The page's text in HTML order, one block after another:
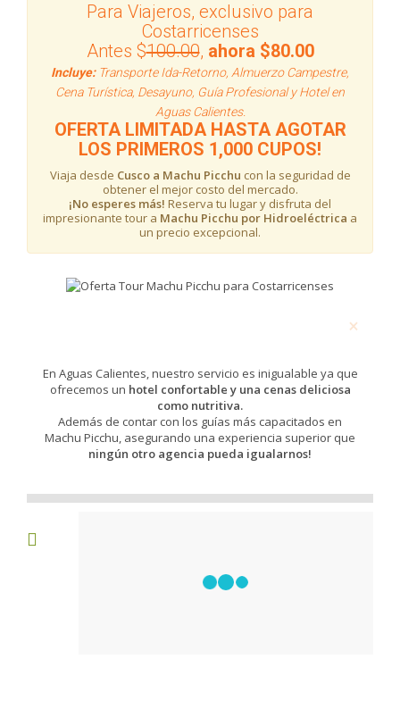
Para Viajeros, exclusivo para
Costarricenses
Antes $100.00, ahora $80.00
Incluye:Transporte Ida-Retorno, Almuerzo Campestre,
Cena Turística, Desayuno, Guía Profesional y Hotel en
Aguas Calientes.
OFERTA LIMITADA HASTA AGOTAR
LOS PRIMEROS 1,000 CUPOS!
Viaja desde Cusco a Machu Picchu con la seguridad de
obtener el mejor costo del mercado.
¡No esperes más! Reserva tu lugar y disfruta del
impresionante tour a Machu Picchu por Hidroeléctrica a
un precio excepcional.
×
En Aguas Calientes, nuestro servicio es inigualable ya que
ofrecemos un hotel confortable y una cenas deliciosa
como nutritiva.
Además de contar con los guías más capacitados en
Machu Picchu, asegurando una experiencia superior que
ningún otro agencia pueda igualarnos!